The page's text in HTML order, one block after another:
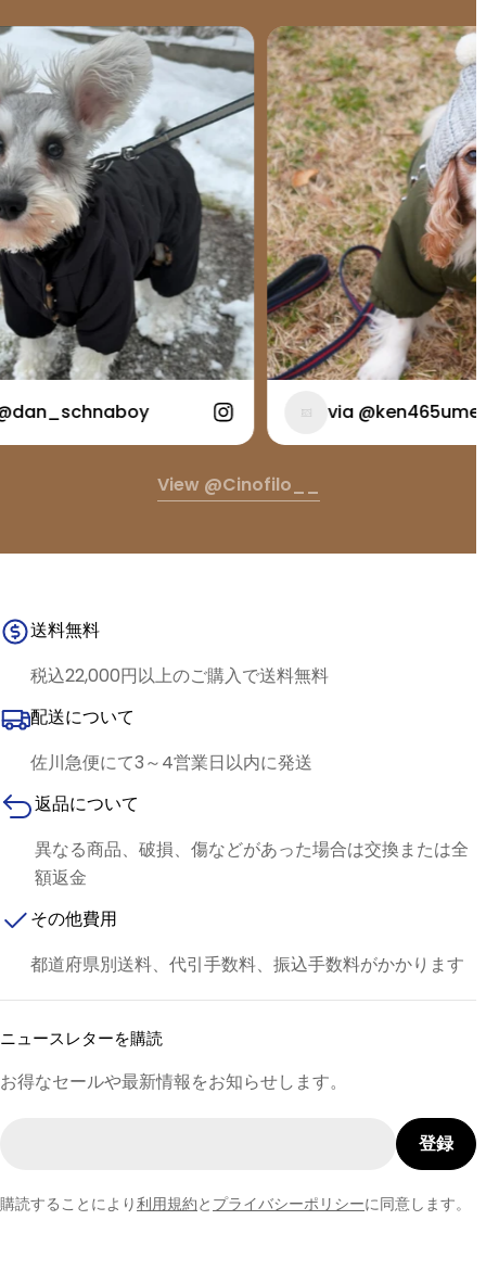
via @ken465ume
View @cinofilo__
送料無料
税込22,000円以上のご購入で送料無料
配送について
佐川急便にて3～4営業日以内に発送
返品について
異なる商品、破損、傷などがあった場合は交換または全
額返金
その他費用
都道府県別送料、代引手数料、振込手数料がかかります
ニュースレターを購読
お得なセールや最新情報をお知らせします。
登録
購読することにより利用規約と プライバシーポリシーに同意します。